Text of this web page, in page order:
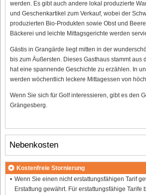
werden. Es gibt auch andere lokal produzierte
und Geschenkartikel zum Verkauf, wobei der
produzierten Bio-Produkten sowie Obst und
Bäckerei und leichte Mittagsgerichte werden
Gästis in Grangärde liegt mitten in der
bis zum Äußersten. Dieses Gasthaus stammt aus
hat eine spannende Geschichte zu erzählen. In
werden wöchentlich leckere Mittagessen von
Wenn Sie sich für Golf interessieren, gibt es den
Grängesberg.
Nebenkosten
Kostenfreie Stornierung
Wenn Sie einen nicht erstattungsfähigen Tarif
Erstattung gewährt. Für erstattungsfähige Tarife